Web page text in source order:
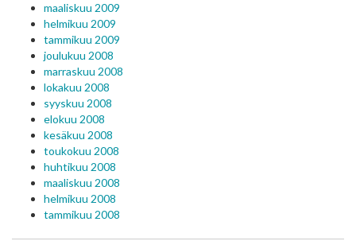
maaliskuu 2009
helmikuu 2009
tammikuu 2009
joulukuu 2008
marraskuu 2008
lokakuu 2008
syyskuu 2008
elokuu 2008
kesäkuu 2008
toukokuu 2008
huhtikuu 2008
maaliskuu 2008
helmikuu 2008
tammikuu 2008